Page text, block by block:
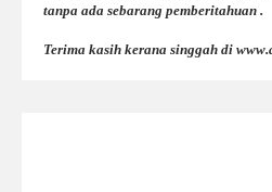
tanpa ada sebarang pemberitahuan .
Terima kasih kerana singgah di